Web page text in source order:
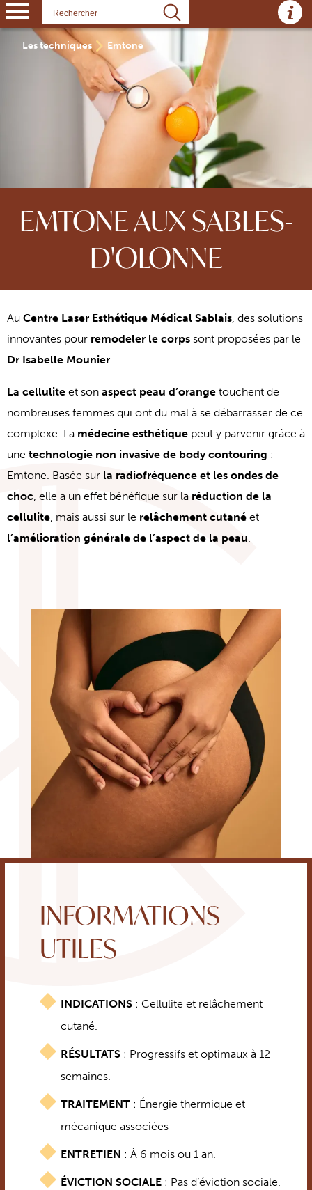
Les techniques Emtone
EMTONE AUX SABLES-
D'OLONNE
Au Centre Laser Esthétique Médical Sablais , des solutions
innovantes pour remodeler le corps sont proposées par le
Dr Isabelle Mounier
La cellulite et son aspect peau d’orange touchent de
nombreuses femmes qui ont du mal à se débarrasser de ce
complexe. La médecine esthétique peut y parvenir grâce à
une technologie non invasive de body contouring :
Emtone. Basée sur la radiofréquence et les ondes de
choc , elle a un effet bénéfique sur la réduction de la
cellulite , mais aussi sur le relâchement cutané et
l’amélioration générale de l’aspect de la peau
INFORMATIONS
UTILES
INDICATIONS : Cellulite et relâchement
cutané.
RÉSULTATS : Progressifs et optimaux à 12
semaines.
TRAITEMENT : Énergie thermique et
mécanique associées
ENTRETIEN : À 6 mois ou 1 an.
ÉVICTION SOCIALE : Pas d’éviction sociale.
Panneau de gestion des cookies